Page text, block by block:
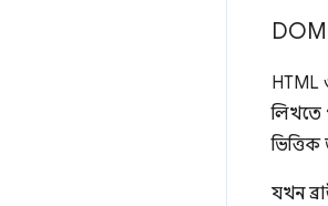
HTML
লিখতে
যখন